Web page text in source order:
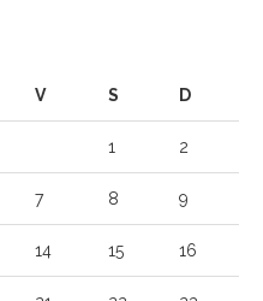
V S D
1 2
7 8 9
14 15 16